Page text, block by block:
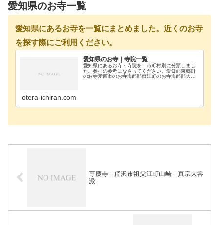
愛知県のお寺一覧
愛知県にあるお寺を一覧にまとめました。近くのお寺
を探す際にご利用ください。
愛知県のお寺｜寺院一覧
愛知県にあるお寺・寺院を、市町村別に分類しまし
た。参拝の参考になさってください。愛知郡東郷町
のお寺愛西市のお寺海部郡蟹江町のお寺海部郡大治
otera-ichiran.com
専慶寺｜稲沢市祖父江町山崎｜真宗大谷
派